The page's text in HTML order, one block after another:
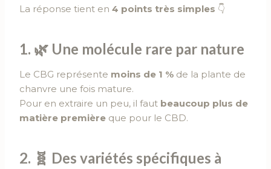
La réponse tient en 4 points très simples 👇
1. 🌿 Une molécule rare par nature
Le CBG représente moins de 1 % de la plante de
chanvre une fois mature.
Pour en extraire un peu, il faut beaucoup plus de
matière première que pour le CBD.
2. 🧬 Des variétés spécifiques à